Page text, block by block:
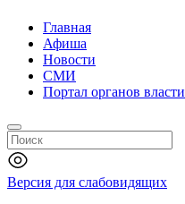
Главная
Афиша
Новости
СМИ
Портал органов власти
Версия для слабовидящих